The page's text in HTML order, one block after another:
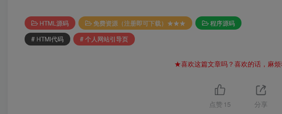
HTML源码 免费资源（注册即可下载）★★★
程序源码
# HTMl代码
# 个人网站引导页
★喜欢这篇文章吗？喜欢的话，麻
点赞 15 分享